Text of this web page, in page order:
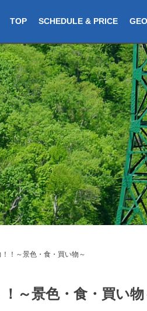
TOP SCHEDULE & PRICE
！～景色・食・買い物～
～景色・食・買い物